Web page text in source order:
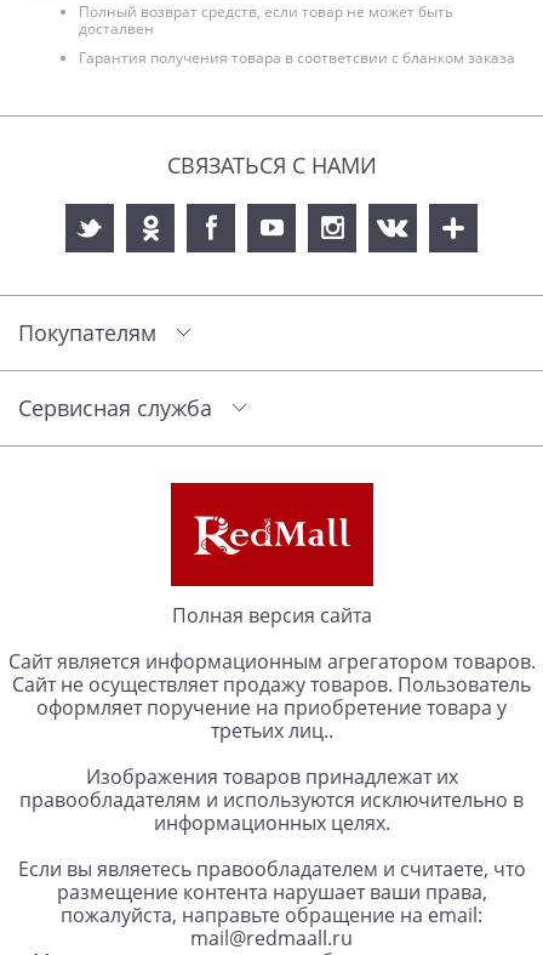
Полный возврат средств, если товар не может быть
досталвен
Гарантия получения товара в соответсвии с бланком заказа
СВЯЗАТЬСЯ С НАМИ
Покупателям
Сервисная служба
Полная версия сайта
Сайт является информационным агрегатором товаров.
Сайт не осуществляет продажу товаров. Пользователь
оформляет поручение на приобретение товара у
третьих лиц..
Изображения товаров принадлежат их
правообладателям и используются исключительно в
информационных целях.
Если вы являетесь правообладателем и считаете, что
размещение контента нарушает ваши права,
пожалуйста, направьте обращение на email:
mail@redmaall.ru